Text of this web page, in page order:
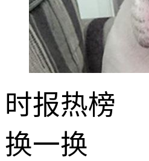
时报热榜
换一换